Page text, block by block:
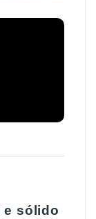
e sólido